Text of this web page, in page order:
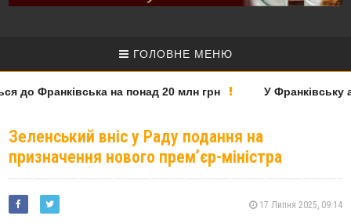
ГОЛОВНЕ МЕНЮ
до Франківська на понад 20 млн грн У Франківську
Зеленський вніс у Раду подання на
призначення нового премʼєр-міністра
17 Липня 2025, 09:14